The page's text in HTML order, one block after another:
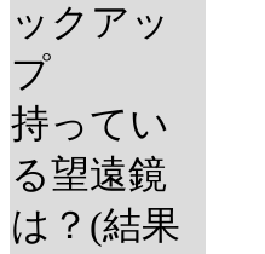
ックアッ
プ
持ってい
る望遠鏡
は？(結果